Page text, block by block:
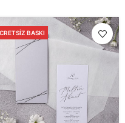
BASKI